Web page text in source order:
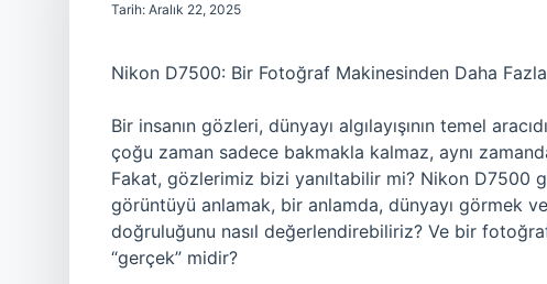
Tarih: Aralık 22, 2025
Nikon D7500: Bir Fotoğraf Makinesinden Daha
Bir insanın gözleri, dünyayı algılayışının temel
çoğu zaman sadece bakmakla kalmaz, aynı
Fakat, gözlerimiz bizi yanıltabilir mi? Nikon D7500
görüntüyü anlamak, bir anlamda, dünyayı görmek
doğruluğunu nasıl değerlendirebiliriz? Ve bir
“gerçek” midir?